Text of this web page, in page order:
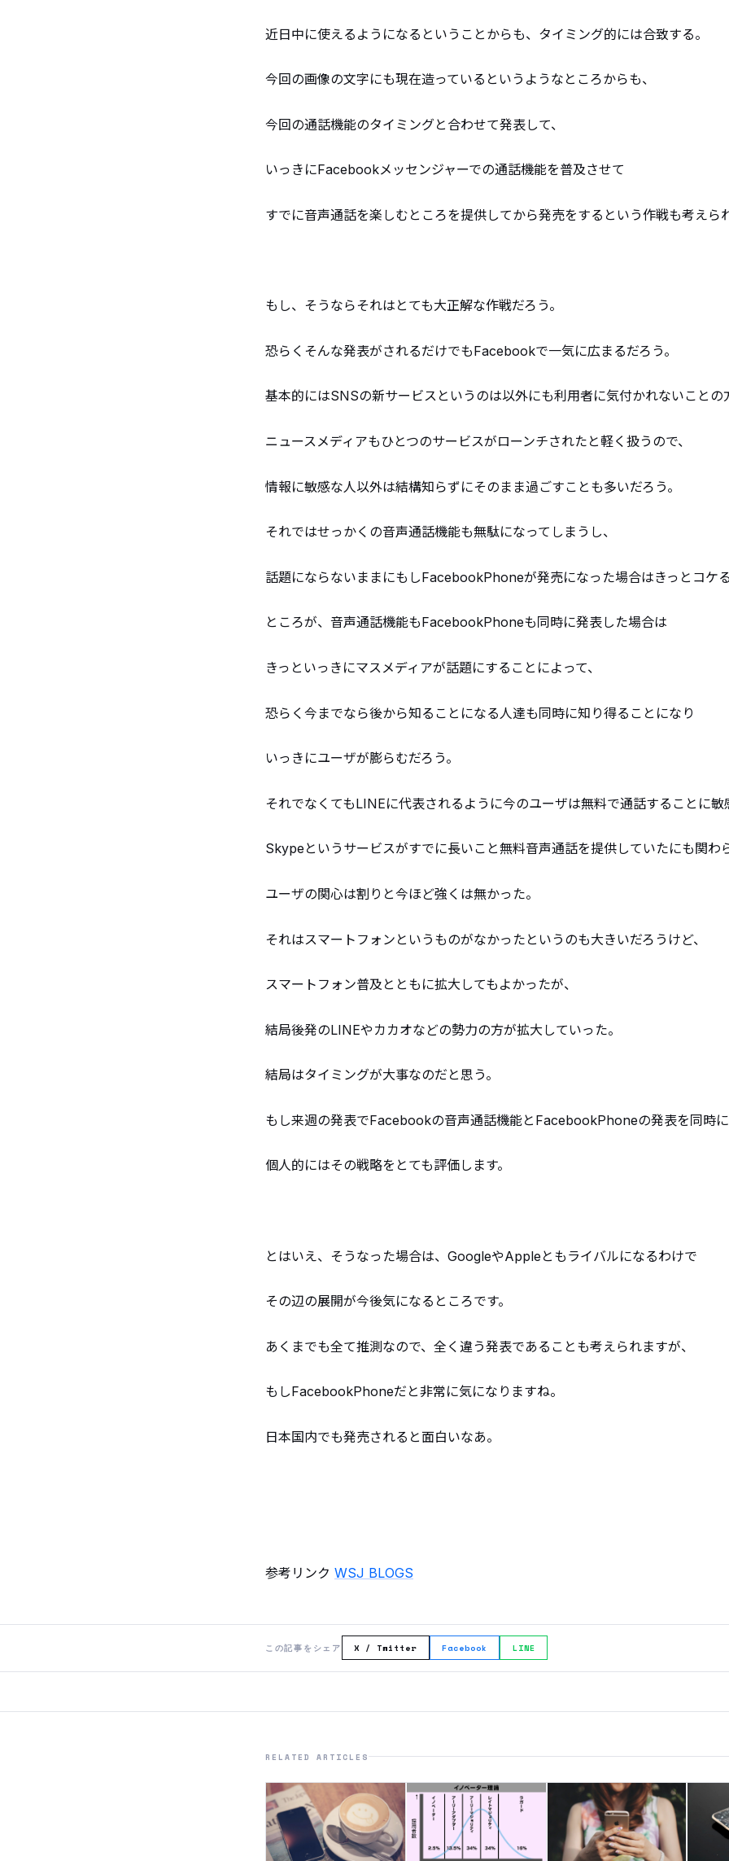
近日中に使えるようになるということからも、タイミング的には合致する。
今回の画像の文字にも現在造っているというようなところからも、
今回の通話機能のタイミングと合わせて発表して、
いっきにFacebookメッセンジャーでの通話機能を普及させて
すでに音声通話を楽しむところを提供してから発売をするという作戦も考えら
もし、そうならそれはとても大正解な作戦だろう。
恐らくそんな発表がされるだけでもFacebookで一気に広まるだろう。
基本的にはSNSの新サービスというのは以外にも利用者に気付かれないことの
ニュースメディアもひとつのサービスがローンチされたと軽く扱うので、
情報に敏感な人以外は結構知らずにそのまま過ごすことも多いだろう。
それではせっかくの音声通話機能も無駄になってしまうし、
話題にならないままにもしFacebookPhoneが発売になった場合はきっとコケ
ところが、音声通話機能もFacebookPhoneも同時に発表した場合は
きっといっきにマスメディアが話題にすることによって、
恐らく今までなら後から知ることになる人達も同時に知り得ることになり
いっきにユーザが膨らむだろう。
それでなくてもLINEに代表されるように今のユーザは無料で通話することに敏
Skypeというサービスがすでに長いこと無料音声通話を提供していたにも関わ
ユーザの関心は割りと今ほど強くは無かった。
それはスマートフォンというものがなかったというのも大きいだろうけど、
スマートフォン普及とともに拡大してもよかったが、
結局後発のLINEやカカオなどの勢力の方が拡大していった。
結局はタイミングが大事なのだと思う。
もし来週の発表でFacebookの音声通話機能とFacebookPhoneの発表を同時
個人的にはその戦略をとても評価します。
とはいえ、そうなった場合は、GoogleやAppleともライバルになるわけで
その辺の展開が今後気になるところです。
あくまでも全て推測なので、全く違う発表であることも考えられますが、
もしFacebookPhoneだと非常に気になりますね。
日本国内でも発売されると面白いなあ。
参考リンク WSJ BLOGS
この記事をシェア X / Twitter Facebook LINE
RELATED ARTICLES